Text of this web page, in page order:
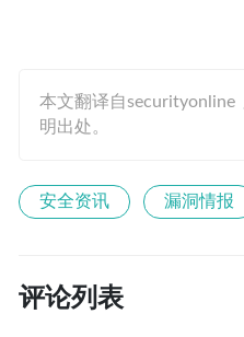
本文翻译自securityonline
明出处。
安全资讯 漏洞情报
评论列表